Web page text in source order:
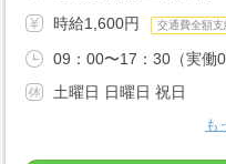
時給1,600円 交通費全額支
09：00〜17：30（実働
土曜日 日曜日 祝日
も